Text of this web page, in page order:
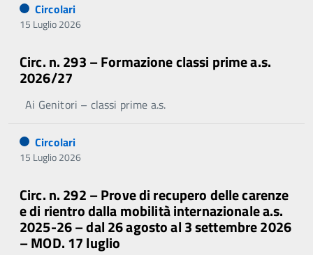
Circolari
15 Luglio 2026
Circ. n. 293 – Formazione classi prime a.s.
2026/27
Ai Genitori – classi prime a.s.
Circolari
15 Luglio 2026
Circ. n. 292 – Prove di recupero delle carenze
e di rientro dalla mobilità internazionale a.s.
2025-26 – dal 26 agosto al 3 settembre 2026
– MOD. 17 luglio